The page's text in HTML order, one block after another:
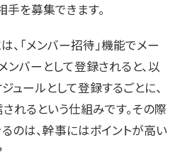
を募集できます。
「メンバー招待」機能でメー
ンバーとして登録されると、以
ュールとして登録するごとに、
れるという仕組みです。その際
のは、幹事にはポイントが高い